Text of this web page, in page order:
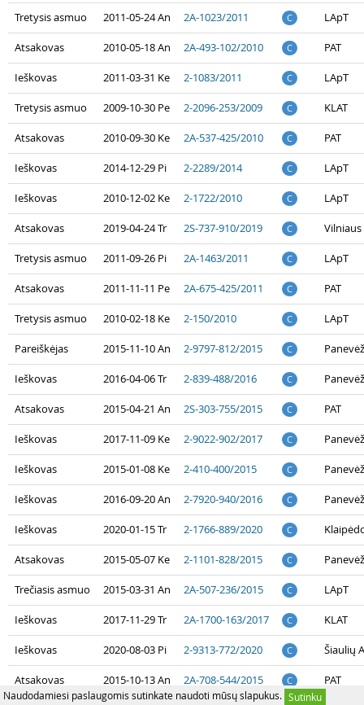
Naudodamiesi paslaugomis sutinkate naudoti mūsų slapukus. Sutinku
Tretysis asmuo 2011-05-24 An 2A-1023/2011 C LApT
Atsakovas 2010-05-18 An 2A-493-102/2010 C PAT
Ieškovas 2011-03-31 Ke 2-1083/2011 C LApT
Tretysis asmuo 2009-10-30 Pe 2-2096-253/2009 C KLAT
Atsakovas 2010-09-30 Ke 2A-537-425/2010 C PAT
Ieškovas 2014-12-29 Pi 2-2289/2014 C LApT
Ieškovas 2010-12-02 Ke 2-1722/2010 C LApT
Atsakovas 2019-04-24 Tr 2S-737-910/2019 C
Tretysis asmuo 2011-09-26 Pi 2A-1463/2011 C LApT
Atsakovas 2011-11-11 Pe 2A-675-425/2011 C PAT
Tretysis asmuo 2010-02-18 Ke 2-150/2010 C LApT
Pareiškėjas 2015-11-10 An 2-9797-812/2015 C
Ieškovas 2016-04-06 Tr 2-839-488/2016 C
Atsakovas 2015-04-21 An 2S-303-755/2015 C PAT
Ieškovas 2017-11-09 Ke 2-9022-902/2017 C
Ieškovas 2015-01-08 Ke 2-410-400/2015 C
Ieškovas 2016-09-20 An 2-7920-940/2016 C
Ieškovas 2020-01-15 Tr 2-1766-889/2020 C
Atsakovas 2015-05-07 Ke 2-1101-828/2015 C
Trečiasis asmuo 2015-03-31 An 2A-507-236/2015 C LApT
Ieškovas 2017-11-29 Tr 2A-1700-163/2017 C KLAT
Ieškovas 2020-08-03 Pi 2-9313-772/2020 C Šiaulių
Atsakovas 2015-10-13 An 2A-708-544/2015 C PAT